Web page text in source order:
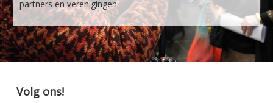
partners en verenigingen.
Volg ons!